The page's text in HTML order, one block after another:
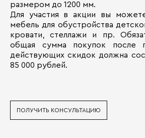
размером до 1200 мм.
Для участия в акции вы
мебель для обустройства
кровати, стеллажи и пр.
общая сумма покупок после
действующих скидок должна
85 000 рублей.
ПОЛУЧИТЬ КОНСУЛЬТАЦИЮ